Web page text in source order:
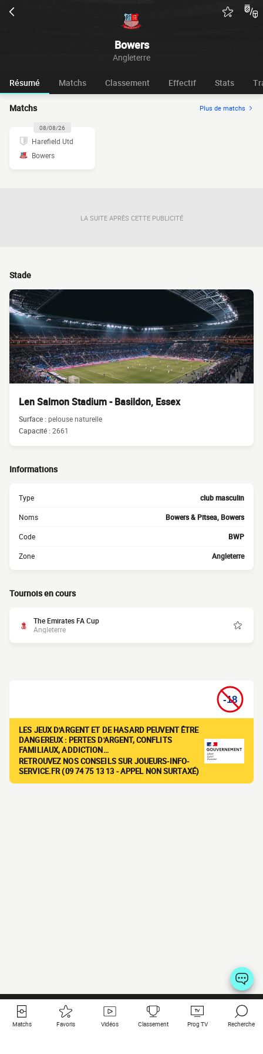
Bowers
Angleterre
Résumé Matchs Classement Effectif Stats
Matchs Plus de matchs
08/08/26
Harefield Utd
Bowers
LA SUITE APRÈS CETTE PUBLICITÉ
Stade
Len Salmon Stadium - Basildon, Essex
Surface :pelouse naturelle
Capacité :2661
Informations
Type club masculin
Noms Bowers & Pitsea, Bowers
Code BWP
Zone Angleterre
Tournois en cours
The Emirates FA Cup
Angleterre
LES JEUX D'ARGENT ET DE HASARD PEUVENT ÊTRE
DANGEREUX : PERTES D'ARGENT, CONFLITS
FAMILIAUX, ADDICTION…
RETROUVEZ NOS CONSEILS SUR JOUEURS-INFO-
SERVICE.FR (09 74 75 13 13 - APPEL NON SURTAXÉ)
Matchs Favoris Vidéos Classement Prog TV Recherche